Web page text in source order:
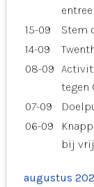
entree
15-09
Stem
14-09
08-09
tegen
07-09
06-09
bij
augustus